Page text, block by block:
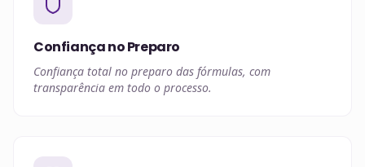
Confiança no Preparo
Confiança total no preparo das fórmulas, com
transparência em todo o processo.